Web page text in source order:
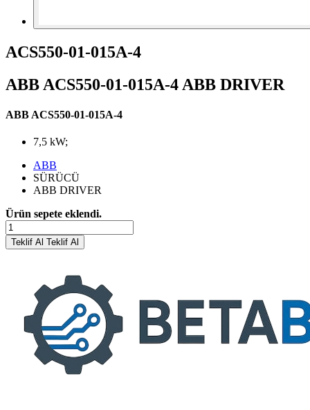
ACS550-01-015A-4
ABB ACS550-01-015A-4 ABB DRIVER
ABB ACS550-01-015A-4
7,5 kW;
ABB
SÜRÜCÜ
ABB DRIVER
Ürün sepete eklendi.
Teklif Al Teklif Al